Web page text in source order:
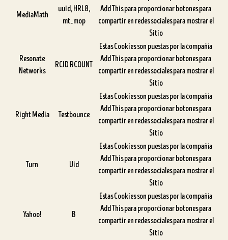
MediaMath
uuid, HRL8,
mt_mop
Add This para proporcionar botones para
compartir en redes sociales para mostrar el
Sitio
Resonate
Networks
RCID RCOUNT
Estas Cookies son puestas por la compañía
Add This para proporcionar botones para
compartir en redes sociales para mostrar el
Sitio
Right Media Testbounce
Estas Cookies son puestas por la compañía
Add This para proporcionar botones para
compartir en redes sociales para mostrar el
Sitio
Turn Uid
Estas Cookies son puestas por la compañía
Add This para proporcionar botones para
compartir en redes sociales para mostrar el
Sitio
Yahoo! B
Estas Cookies son puestas por la compañía
Add This para proporcionar botones para
compartir en redes sociales para mostrar el
Sitio